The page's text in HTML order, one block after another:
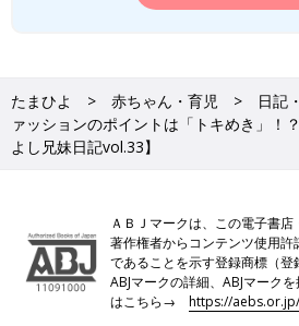
たまひよ 赤ちゃん・育児 日記
ァッションのポイントは「トキめき」！
よし兄妹日記vol.33】
ＡＢＪマークは、この電子書店
著作権者からコンテンツ使用
であることを示す登録商標（登
ABJマークの詳細、ABJマーク
はこちら→https://